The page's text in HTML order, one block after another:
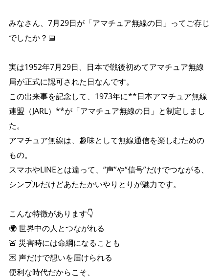
みなさん、7月29日が「アマチュア無線の日」ってご存じ
でしたか？📅
実は1952年7月29日、日本で戦後初めてアマチュア無線
局が正式に認可された日なんです。
この出来事を記念して、1973年に**日本アマチュア無線
連盟（JARL）**が「アマチュア無線の日」と制定しまし
た。
アマチュア無線は、趣味として無線通信を楽しむための
もの。
スマホやLINEとは違って、“声”や“信号”だけでつながる、
シンプルだけどあたたかいやりとりが魅力です。
こんな特徴があります👇
🌍 世界中の人とつながれる
🚨 災害時には命綱になることも
💌 声だけで想いを届けられる
便利な時代だからこそ、